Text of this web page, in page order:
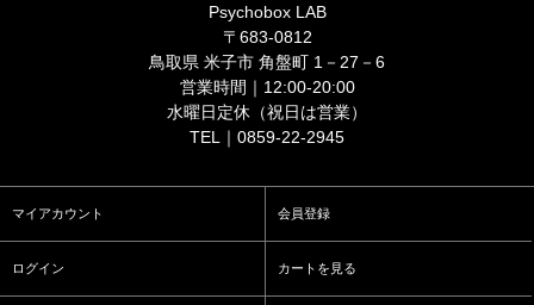
Psychobox LAB
〒683-0812
鳥取県 米子市 角盤町 1－27－6
営業時間｜12:00-20:00
水曜日定休（祝日は営業）
TEL｜0859-22-2945
マイアカウント 会員登録
ログイン カートを見る